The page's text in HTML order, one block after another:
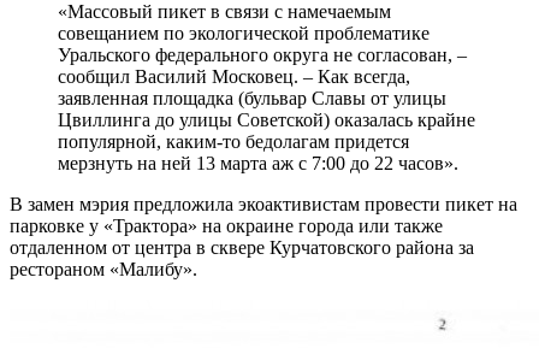
«Массовый пикет в связи с намечаемым
совещанием по экологической проблематике
Уральского федерального округа не согласован, –
сообщил Василий Московец. – Как всегда,
заявленная площадка (бульвар Славы от улицы
Цвиллинга до улицы Советской) оказалась крайне
популярной, каким-то бедолагам придется
мерзнуть на ней 13 марта аж с 7:00 до 22 часов».
В замен мэрия предложила экоактивистам провести пикет на
парковке у «Трактора» на окраине города или также
отдаленном от центра в сквере Курчатовского района за
рестораном «Малибу».